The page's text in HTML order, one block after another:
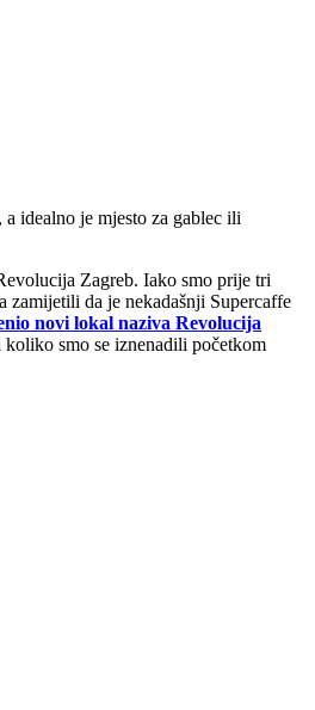
idealno je mjesto za gablec ili
Zagreb. Iako smo prije tri
zamijetili da je nekadašnji Supercaffe
novi lokal naziva Revolucija
koliko smo se iznenadili početkom